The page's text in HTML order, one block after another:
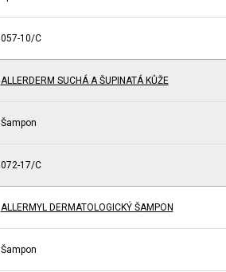
057-10/C
ALLERDERM SUCHÁ A ŠUPINATÁ KŮŽE
Šampon
072-17/C
ALLERMYL DERMATOLOGICKÝ ŠAMPON
Šampon